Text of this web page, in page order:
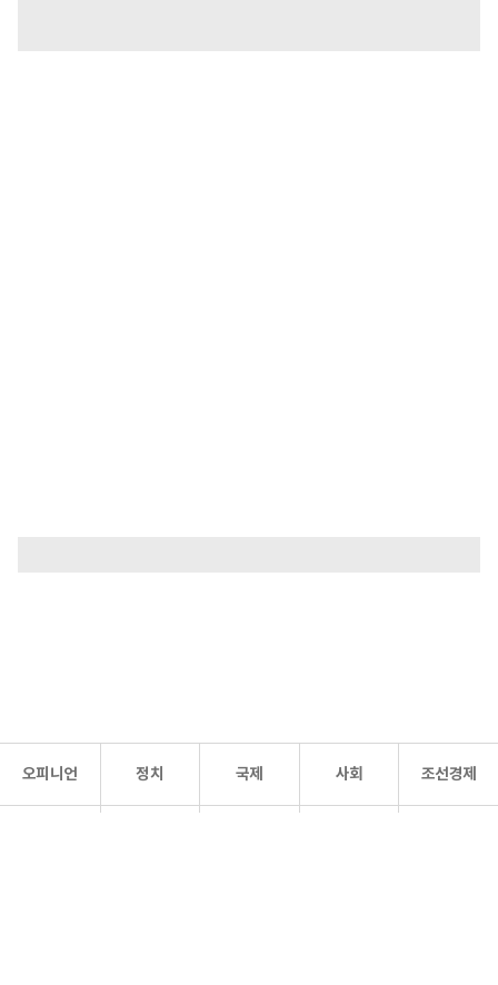
오피니언 정치 국제 사회 조선경제